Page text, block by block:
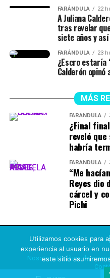
FARÁNDULA 22
A Juliana
tras revelar
siete años y
FARÁNDULA 23
¿Escro estaría
Calderón
MÁS
FARÁNDULA
¿Final
reveló que
habría
FARÁNDULA
“Me
Reyes dio
cárcel y
Pichi
Nosotros|Política de
Copyright © 2021
Utilizamos cookies para
experiencia al usuario en
este sitio